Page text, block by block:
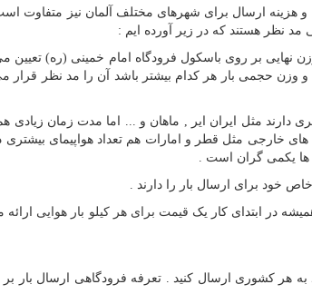
هزینه ارسال برای شهرهای مختلف آلمان نیز متفاوت
مد نظر هستند که در زیر آورده ایم :
نهایی بر روی باسکول فرودگاه امام خمینی (ره) تعیین
وزن حجمی بار هر کدام بیشتر باشد آن را مد نظر قرار
دارند مثل ایران ایر , ماهان و ... اما مدت زمان زیادی
های خارجی مثل قطر و امارات هم تعداد هواپیمای بیشتری
ها یکمی گران است .
خود برای ارسال بار را دارند .
در ابتدای کار یک قیمت برای هر کیلو بار هوایی ارائه
به هر کشوری ارسال کنید . تعرفه فرودگاهی ارسال بار